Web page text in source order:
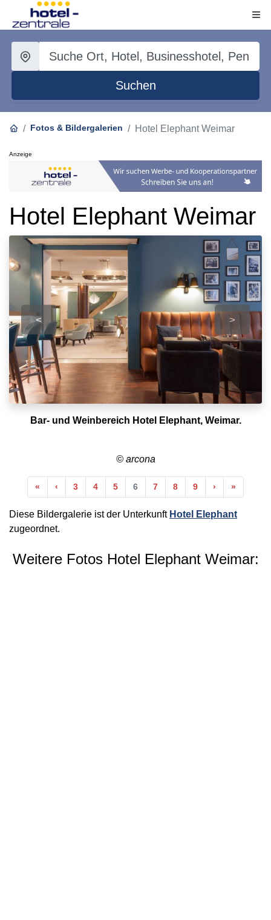
Suchen
Fotos & Bildergalerien Hotel Elephant Weimar
Anzeige
Hotel Elephant Weimar
< >
Bar- und Weinbereich Hotel Elephant, Weimar.
© arcona
« Anfang
‹ Vorherige
3 4 5 6 7 8 9 › Nächste
»
Diese Bildergalerie ist der Unterkunft Hotel Elephant
zugeordnet.
Weitere Fotos Hotel Elephant Weimar: